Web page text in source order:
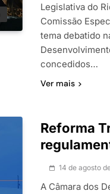
Legislativa do
Comissão
tema debatido
concedidos…
Ver mais
Reforma
14 de agosto
A Câmara dos